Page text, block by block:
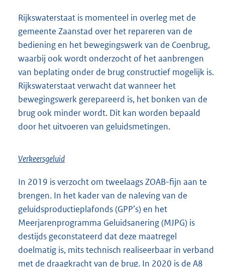
Rijkswaterstaat is momenteel in overleg met de
gemeente Zaanstad over het repareren van de
bediening en het bewegingswerk van de Coenbrug,
waarbij ook wordt onderzocht of het aanbrengen
van beplating onder de brug constructief mogelijk is.
Rijkswaterstaat verwacht dat wanneer het
bewegingswerk gerepareerd is, het bonken van de
brug ook minder wordt. Dit kan worden bepaald
door het uitvoeren van geluidsmetingen.
Verkeersgeluid
In 2019 is verzocht om tweelaags ZOAB-fijn aan te
brengen. In het kader van de naleving van de
geluidsproductieplafonds (GPP’s) en het
Meerjarenprogramma Geluidsanering (MJPG) is
destijds geconstateerd dat deze maatregel
doelmatig is, mits technisch realiseerbaar in verband
met de draagkracht van de brug. In 2020 is de A8